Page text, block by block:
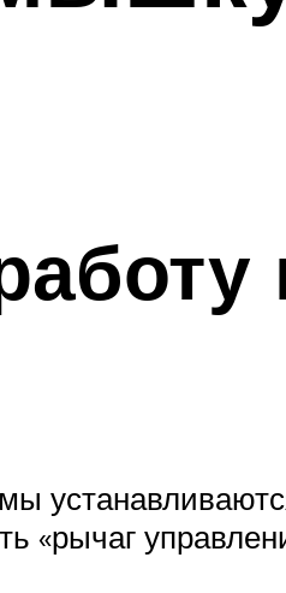
«рычаг